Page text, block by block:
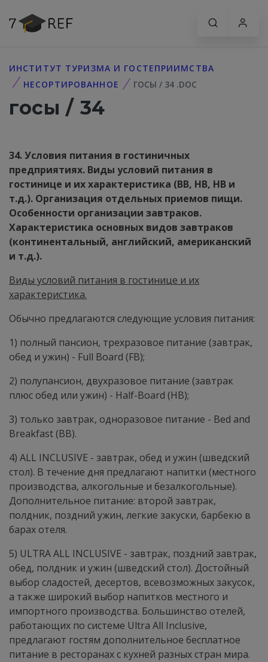
ИНСТИТУТ ТУРИЗМА И ГОСТЕПРИИМСТВА
НЕСОРТИРОВАННОЕ
ГОСЫ / 34 .DOC
госы / 34
34. Условия питания в гостиничных
предприятиях. Виды условий питания в
гостинице и их характеристика (BB, HB, HB и
т.д.). Организация отдельных приемов пищи.
Особенности организации завтраков.
Характеристика основных видов завтраков
(континентальный, английский, американский
и т.д.).
Виды условий питания в гостинице и их
характеристика.
Обычно предлагаются следующие условия питания:
1) полный пансион, трехразовое питание (завтрак,
обед и ужин) - Full Board (FB);
2) полупансион, двухразовое питание (завтрак
плюс обед или ужин) - Half-Board (НВ);
3) только завтрак, одноразовое питание - Bed and
Breakfast (BB).
4) ALL INCLUSIVE - завтрак, обед и ужин (шведский
стол). В течение дня предлагают напитки (местного
производства, алкогольные и безалкогольные).
Дополнительное питание: второй завтрак,
полдник, поздний ужин, легкие закуски, барбекю в
барах отеля.
5) ULTRA ALL INCLUSIVE - завтрак, поздний завтрак,
обед, полдник и ужин (шведский стол). Достойный
выбор сладостей, десертов, всевозможных закусок,
а также широкий выбор напитков местного и
импортного производства. Большинство отелей,
работающих по системе Ultra All Inclusive,
предлагают гостям дополнительное бесплатное
питание в ресторанах с кухней разных стран мира.